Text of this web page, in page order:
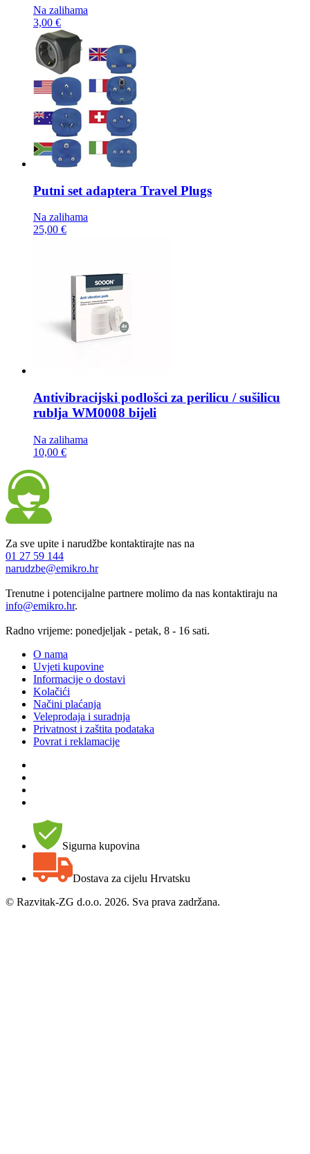
Na zalihama
3,00 €
Putni set adaptera Travel Plugs
Na zalihama
25,00 €
Antivibracijski podlošci za perilicu / sušilicu
rublja WM0008 bijeli
Na zalihama
10,00 €
Za sve upite i narudžbe kontaktirajte nas na
01 27 59 144
narudzbe@emikro.hr
Trenutne i potencijalne partnere molimo da nas kontaktiraju na
info@emikro.hr.
Radno vrijeme: ponedjeljak - petak, 8 - 16 sati.
O nama
Uvjeti kupovine
Informacije o dostavi
Kolačići
Načini plaćanja
Veleprodaja i suradnja
Privatnost i zaštita podataka
Povrat i reklamacije
Sigurna kupovina
Dostava za cijelu Hrvatsku
© Razvitak-ZG d.o.o. 2026. Sva prava zadržana.